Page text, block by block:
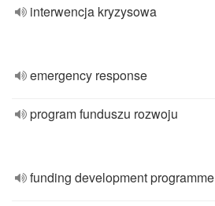
interwencja kryzysowa
emergency response
program funduszu rozwoju
funding development programme